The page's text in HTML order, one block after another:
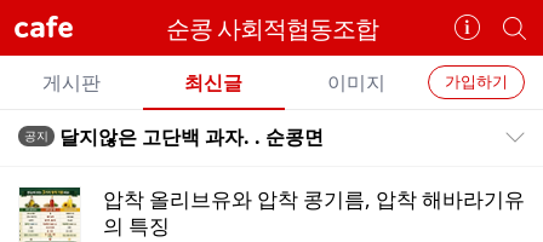
cafe 순콩 사회적협동조합
카
페
정
보
개
별
카
페
검
카
페
메
가입하기
게시판 최신글 이미지
전
글
공지 달지않은 고단백 과자. . 순콩면
압착 올리브유와 압착 콩기름, 압착 해바라기유
의 특징